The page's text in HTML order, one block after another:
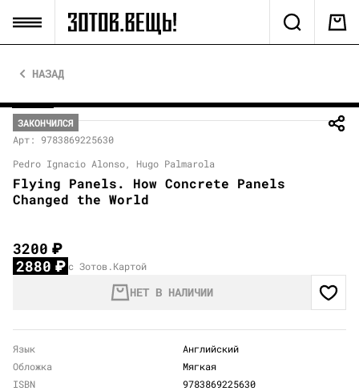
НАЗАД
ЗАКОНЧИЛСЯ
Арт: 9783869225630
Pedro Ignacio Alonso, Hugo Palmarola
Flying Panels. How Concrete Panels
Changed the World
3200₽
2880₽ с Зотов.Картой
НЕТ В НАЛИЧИИ
Язык
Английский
Обложка
Мягкая
ISBN
9783869225630